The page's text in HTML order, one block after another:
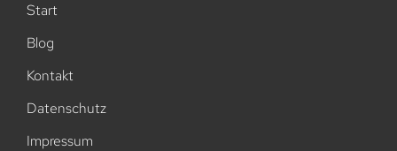
Start
Blog
Kontakt
Datenschutz
Impressum